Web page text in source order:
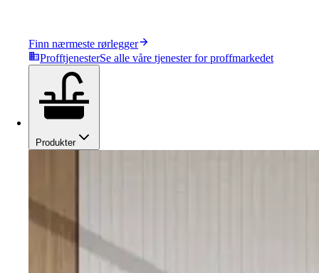
Finn nærmeste rørlegger
ProfftjenesterSe alle våre tjenester for proffmarkedet
Produkter